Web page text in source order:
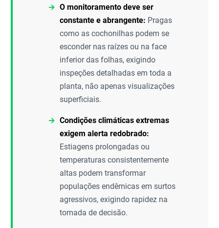
O monitoramento deve ser
constante e abrangente: Pragas
como as cochonilhas podem se
esconder nas raízes ou na face
inferior das folhas, exigindo
inspeções detalhadas em toda a
planta, não apenas visualizações
superficiais.
Condições climáticas extremas
exigem alerta redobrado:
Estiagens prolongadas ou
temperaturas consistentemente
altas podem transformar
populações endêmicas em surtos
agressivos, exigindo rapidez na
tomada de decisão.